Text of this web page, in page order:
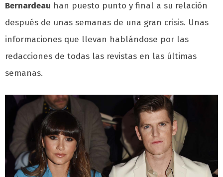
Bernardeau han puesto punto y final a su relación
después de unas semanas de una gran crisis. Unas
informaciones que llevan hablándose por las
redacciones de todas las revistas en las últimas
semanas.